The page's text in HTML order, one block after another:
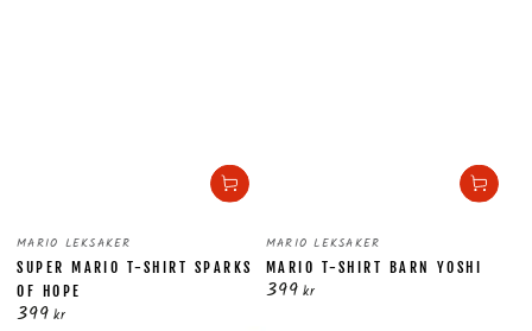
Säljare:
MARIO LEKSAKER
SUPER MARIO T-SHIRT SPARKS
OF HOPE
Ordinarie
399 kr
Säljare:
MARIO LEKSAKER
MARIO T-SHIRT BARN YOSHI
Ordinarie
399 kr